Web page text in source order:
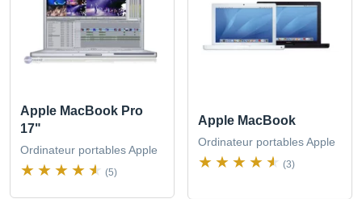
Apple MacBook Pro
17"
Ordinateur portables Apple
(5)
Apple MacBook
Ordinateur portables Apple
(3)